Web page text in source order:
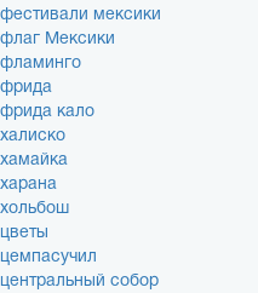
фестивали мексики
флаг Мексики
фламинго
фрида
фрида кало
халиско
хамайка
харана
хольбош
цветы
цемпасучил
центральный собор